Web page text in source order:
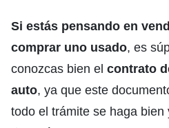
Si estás pensando en
comprar uno usado, es
conozcas bien el contrato
auto, ya que este
todo el trámite se haga bien